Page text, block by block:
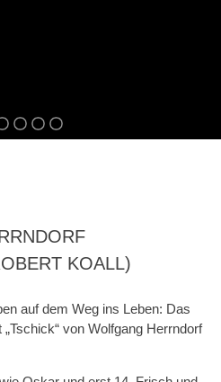
KOALL)
auf dem Weg ins Leben: Das
von Wolfgang Herrndorf